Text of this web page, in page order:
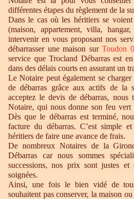
différentes étapes du règlement de la
Dans le cas où les héritiers se
(maison, appartement, villa,
intervenir en vous proposant nos
débarrasser une maison sur Toudon
service que Trocland Débarras est
dans des délais courts en assurant un
Le Notaire peut également se
de débarras grâce aux actifs de la
acceptez le devis de débarras, nous
Notaire, qui nous donne son feu vert
Dès que le débarras est terminé,
facture du débarras. C’est simple
héritiers de faire une avance de frais.
De nombreux Notaires de la
Débarras car nous sommes
successions, nos prix sont justes et
soignées.
Ainsi, une fois le bien vidé de
souhaitent pas conserver, la maison